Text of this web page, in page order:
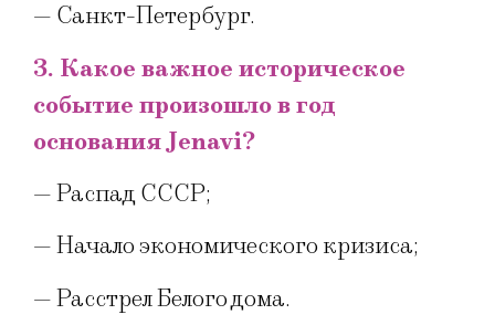
— Санкт-Петербург.
3. Какое важное историческое
событие произошло в год
основания Jenavi?
— Распад СССР;
— Начало экономического кризиса;
— Расстрел Белого дома.